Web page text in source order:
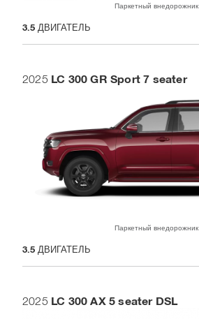
Паркетный внедорожник
3.5 ДВИГАТЕЛЬ
2025 LC 300 GR Sport 7 seater
Паркетный внедорожник
3.5 ДВИГАТЕЛЬ
2025 LC 300 AX 5 seater DSL